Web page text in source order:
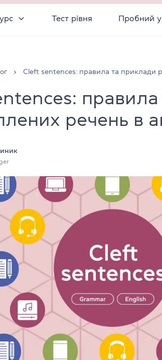
Тест рівня Пробний
Cleft sentences: правила та приклади
речень в